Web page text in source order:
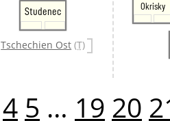
Studenec
Tschechien Ost (T)
Okrisky
4 5 … 19 20